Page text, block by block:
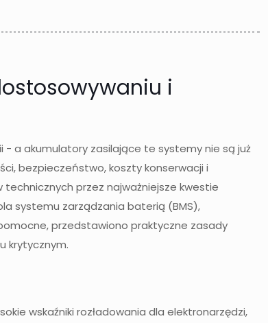
i
- a akumulatory zasilające te systemy nie są już
bezpieczeństwo, koszty konserwacji i
przez najważniejsze kwestie
systemu zarządzania baterią (BMS),
przedstawiono praktyczne zasady
krytycznym.
wskaźniki rozładowania dla elektronarzędzi,